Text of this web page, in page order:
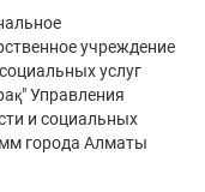
учреждение
услуг
Управления
и социальных
города Алматы